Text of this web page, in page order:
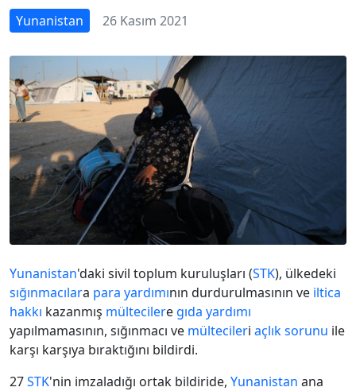
Yunanistan 26 Kasım 2021
Yunanistan'daki sivil toplum kuruluşları (STK), ülkedeki
sığınmacılara para yardımının durdurulmasının ve iltica
hakkı kazanmış mültecilere gıda yardımı
yapılmamasının, sığınmacı ve mültecileri açlık sorunu ile
karşı karşıya bıraktığını bildirdi.
27STK'nin imzaladığı ortak bildiride, Yunanistan ana